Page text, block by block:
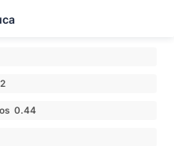
0.44